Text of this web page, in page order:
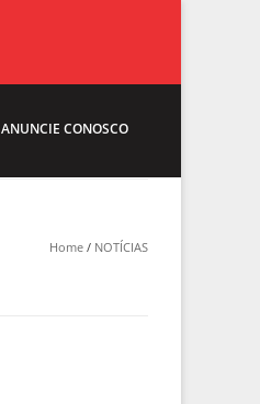
ANUNCIE CONOSCO
Home / NOTÍCIAS